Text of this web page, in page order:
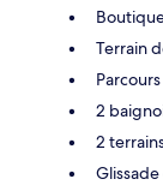
Terrain
2
2
Glissade